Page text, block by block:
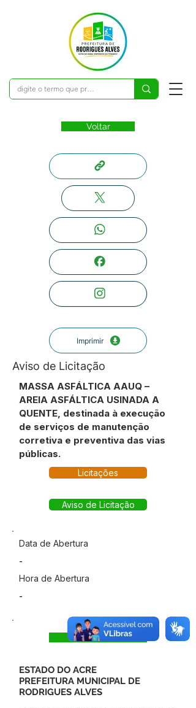
Voltar
Imprimir
Aviso de Licitação
MASSA ASFÁLTICA AAUQ –
AREIA ASFÁLTICA USINADA A
QUENTE, destinada à execução
de serviços de manutenção
corretiva e preventiva das vias
públicas.
Licitações
Aviso de Licitação
Data de Abertura
-
Hora de Abertura
-
Visualizar
ESTADO DO ACRE
PREFEITURA MUNICIPAL DE
RODRIGUES ALVES